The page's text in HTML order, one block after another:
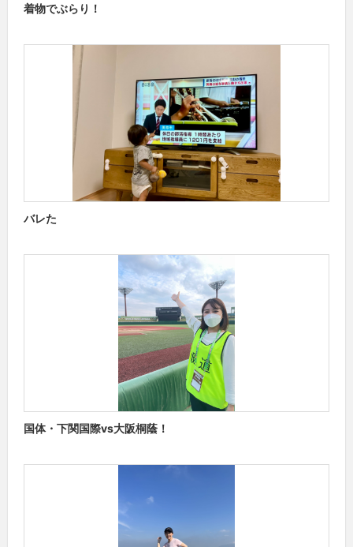
着物でぶらり！
バレた
国体・下関国際vs大阪桐蔭！